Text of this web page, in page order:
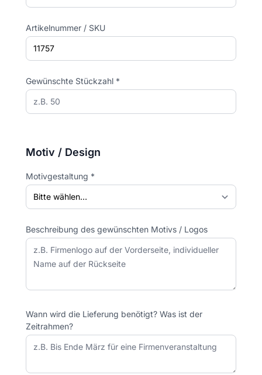
Artikelnummer / SKU
Gewünschte Stückzahl *
Motiv / Design
Motivgestaltung *
Beschreibung des gewünschten Motivs / Logos
Wann wird die Lieferung benötigt? Was ist der
Zeitrahmen?